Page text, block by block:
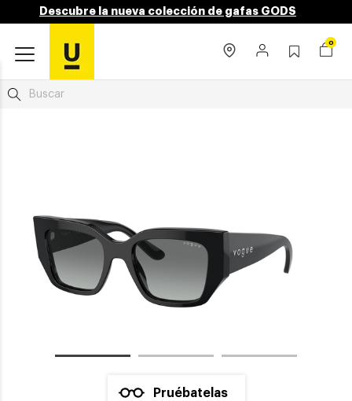
Descubre la nueva colección de gafas GODS
0
Pruébatelas